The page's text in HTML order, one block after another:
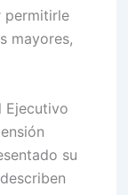
permitirle
mayores,
Ejecutivo
su